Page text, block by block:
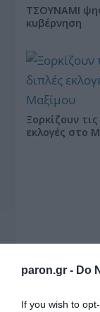
paron.gr - Do
If you wish to
ΤΣΟΥΝΑΜΙ
κυβέρνηση
Ξορκίζουν
εκλογές στο